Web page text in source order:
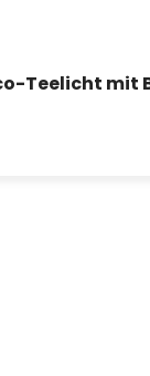
Teelicht